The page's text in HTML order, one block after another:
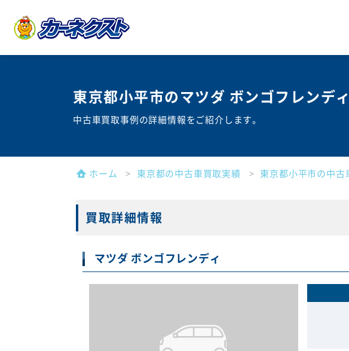
東京都小平市のマツダ ボンゴフレンデ
中古車買取事例の詳細情報をご紹介します。
ホーム 東京都の中古車買取実績 東京都小平市の中古
買取詳細情報
マツダ ボンゴフレンディ